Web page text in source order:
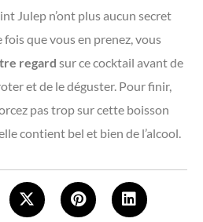
Julep n’ont plus aucun secret
que vous en prenez, vous
regard sur ce cocktail avant de
et de le déguster. Pour finir,
pas trop sur cette boisson
contient bel et bien de l’alcool.